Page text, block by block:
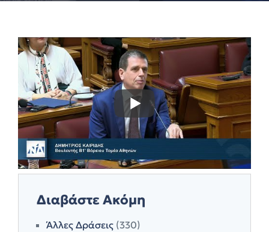
Διαβάστε Ακόμη
Άλλες Δράσεις (330)